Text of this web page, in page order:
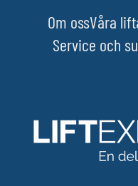
Om ossVåra
Service och